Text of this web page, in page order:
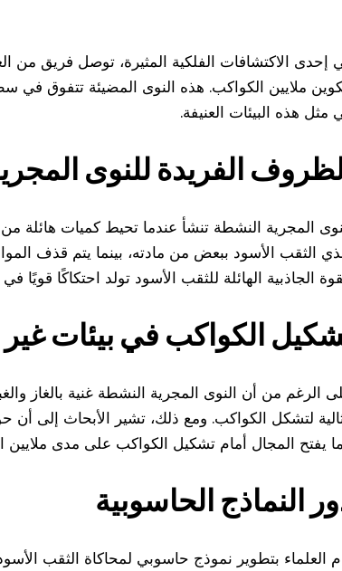
إحدى الاكتشافات الفلكية المثيرة، توصل فريق من
ملايين الكواكب. هذه النوى المضيئة تتفوق في
مثل هذه البيئات العنيفة.
الفريدة للنوى
المجرية النشطة تنشأ عندما تحيط كميات هائلة
الثقب الأسود ببعض من مادته، بينما يتم قذف
الجاذبية الهائلة للثقب الأسود تولد احتكاكًا
الكواكب في بيئات
الرغم من أن النوى المجرية النشطة غنية بالغاز
لتشكل الكواكب. ومع ذلك، تشير الأبحاث إلى أن
يفتح المجال أمام تشكيل الكواكب على مدى ملايين
النماذج الحاسوبية
العلماء بتطوير نموذج حاسوبي لمحاكاة الثقب